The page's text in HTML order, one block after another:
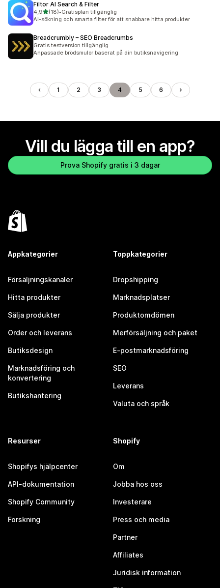
Filtor AI Search & Filter
4,9av 5 stjärnor
(18)
18 recensioner totalt
•Gratisplan tillgänglig
AI-sökning och smarta filter för att snabbare hitta produkter
Breadcrumbly – SEO Breadcrumbs
Gratis testversion tillgänglig
Anpassade brödsmulor baserat på din butiksnavigering
1 2 3 4 5 6
Vill du lägga till en app?
Prova Shopify gratis i 3 dagar
Appkategorier
Försäljningskanaler
Hitta produkter
Sälja produkter
Order och leverans
Butiksdesign
Marknadsföring och
konvertering
Butikshantering
Toppkategorier
Dropshipping
Marknadsplatser
Produktomdömen
Merförsäljning och paket
E-postmarknadsföring
SEO
Leverans
Valuta och språk
Resurser
Shopifys hjälpcenter
API-dokumentation
Shopify Community
Forskning
Shopify
Om
Jobba hos oss
Investerare
Press och media
Partner
Affiliates
Juridisk information